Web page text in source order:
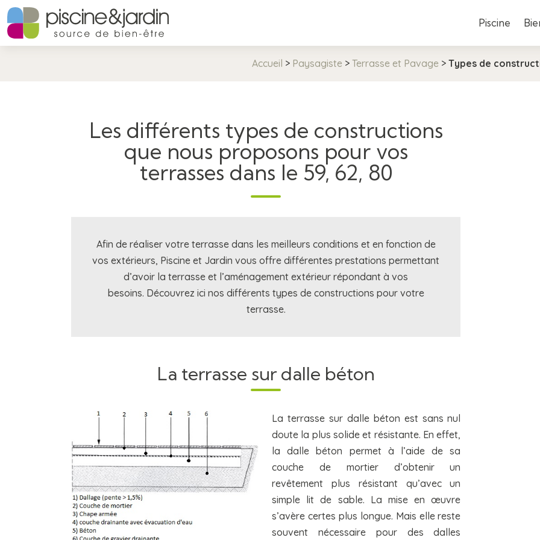
Piscine
Accueil > Paysagiste > Terrasse et Pavage > Types de
Les différents types de constructions
que nous proposons pour vos
terrasses dans le 59, 62, 80
Afin de réaliser votre terrasse dans les meilleurs conditions et en fonction de
vos extérieurs, Piscine et Jardin vous offre différentes prestations permettant
d’avoir la terrasse et l’aménagement extérieur répondant à vos
besoins. Découvrez ici nos différents types de constructions pour votre
terrasse.
La terrasse sur dalle béton
La terrasse sur dalle béton est sans nul
doute la plus solide et résistante. En effet,
la dalle béton permet à l’aide de sa
couche de mortier d’obtenir un
revêtement plus résistant qu’avec un
simple lit de sable. La mise en œuvre
s’avère certes plus longue. Mais elle reste
souvent nécessaire pour des dalles